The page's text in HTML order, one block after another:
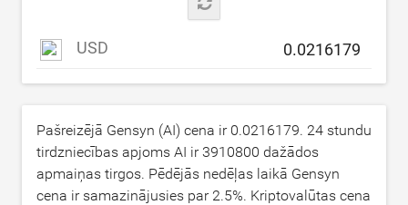
USD
Pašreizējā Gensyn (AI) cena ir 0.0216179. 24 stundu
tirdzniecības apjoms AI ir3910800 dažādos
apmaiņas tirgos. Pēdējās nedēļas laikā Gensyn
cena ir samazinājusies par 2.5%. Kriptovalūtas cena